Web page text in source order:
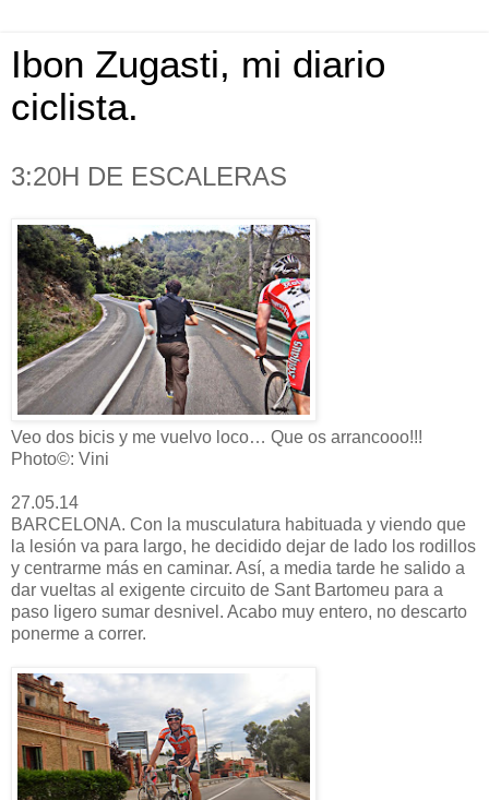
Ibon Zugasti, mi diario
ciclista.
3:20H DE ESCALERAS
Veo dos bicis y me vuelvo loco… Que os arrancooo!!!
Photo©: Vini
27.05.14
BARCELONA. Con la musculatura habituada y viendo que
la lesión va para largo, he decidido dejar de lado los rodillos
y centrarme más en caminar. Así, a media tarde he salido a
dar vueltas al exigente circuito de Sant Bartomeu para a
paso ligero sumar desnivel. Acabo muy entero, no descarto
ponerme a correr.